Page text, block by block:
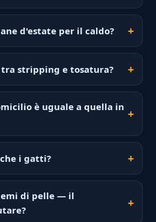
d'estate per il caldo?
stripping e tosatura?
è uguale a quella in
i gatti?
di pelle — il